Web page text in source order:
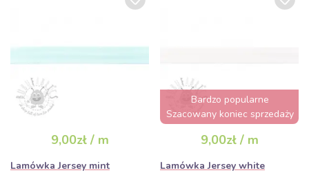
9,00zł / m
Lamówka Jersey mint
Bardzo popularne
Szacowany koniec sprzedaży
za 2 dni
9,00zł / m
Lamówka Jersey white